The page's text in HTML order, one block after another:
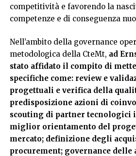
competitività e favorendo la
competenze e di conseguenza
Nell’ambito della governance
metodologica della CteMt, ad
stato affidato il compito di
specifiche come: review e
progettuali e verifica della
predisposizione azioni di
scouting di partner tecnologici
miglior orientamento del
mercato; definizione degli
procurement; governance